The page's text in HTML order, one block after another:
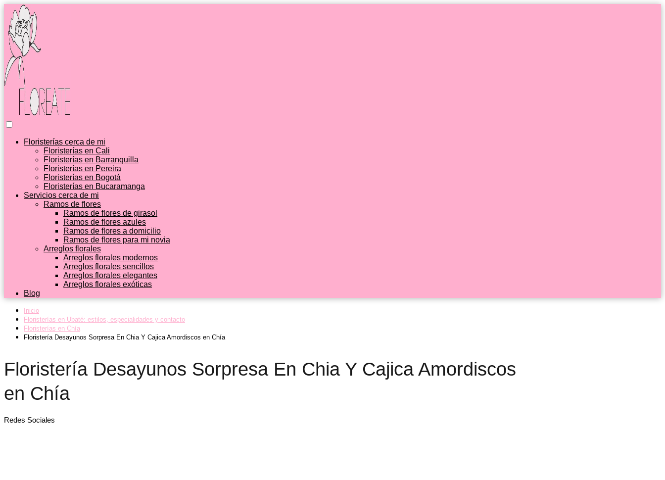
Floristerías cerca de mi
Floristerías en Cali
Floristerías en Barranquilla
Floristerías en Pereira
Floristerías en Bogotá
Floristerías en Bucaramanga
Servicios cerca de mi
Ramos de flores
Ramos de flores de girasol
Ramos de flores azules
Ramos de flores a domicilio
Ramos de flores para mi novia
Arreglos florales
Arreglos florales modernos
Arreglos florales sencillos
Arreglos florales elegantes
Arreglos florales exóticas
Blog
Inicio
Floristerías en Ubaté: estilos, especialidades y contacto
Floristerías en Chía
Floristería Desayunos Sorpresa En Chia Y Cajica Amordiscos en Chía
Floristería Desayunos Sorpresa En Chia Y Cajica Amordiscos
en Chía
Redes Sociales